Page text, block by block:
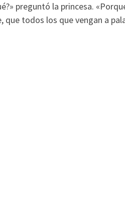
preguntó la princesa.
que todos los que vengan a